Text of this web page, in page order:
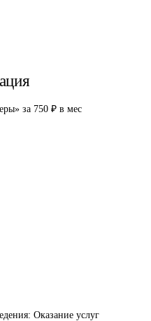
за 750 ₽ в мес
Оказание услуг